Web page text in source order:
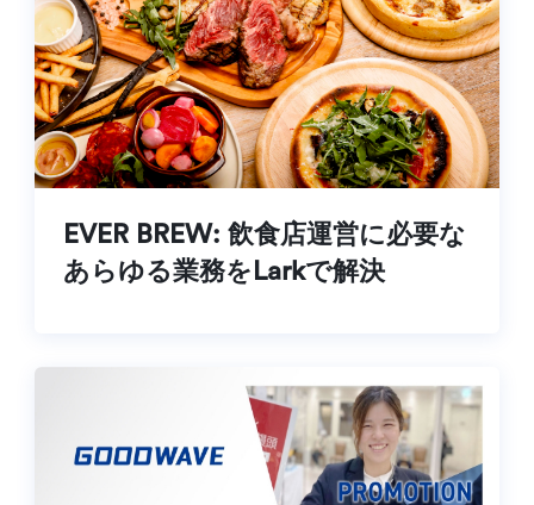
EVER BREW: 飲食店運営に必要な
あらゆる業務をLarkで解決